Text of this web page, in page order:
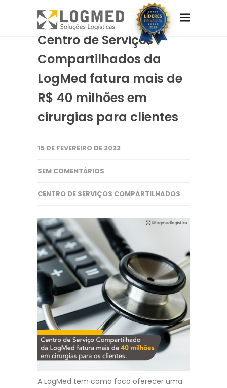
Centro de Serviços
Compartilhados da
LogMed fatura mais de
R$ 40 milhões em
cirurgias para clientes
15 DE FEVEREIRO DE 2022
SEM COMENTÁRIOS
CENTRO DE SERVIÇOS COMPARTILHADOS
A LogMed tem como foco oferecer uma